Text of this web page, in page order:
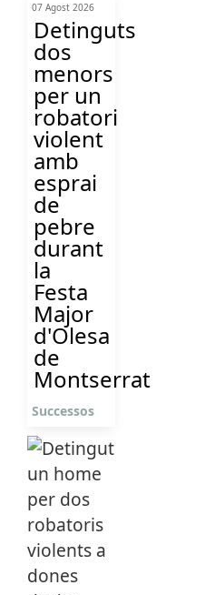
07 Agost 2026
Detinguts
dos
menors
per un
robatori
violent
amb
esprai
de
pebre
durant
la
Festa
Major
d'Olesa
de
Montserrat
Successos